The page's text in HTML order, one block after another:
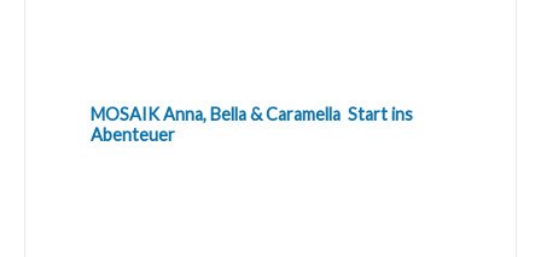
MOSAIK Anna, Bella & Caramella  Start ins
Abenteuer